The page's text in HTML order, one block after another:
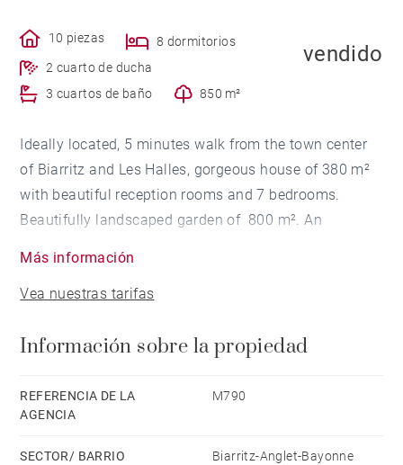
10 piezas
8 dormitorios
2 cuarto de ducha
3 cuartos de baño
850 m²
vendido
Ideally located, 5 minutes walk from the town center
of Biarritz and Les Halles, gorgeous house of 380 m²
with beautiful reception rooms and 7 bedrooms.
Beautifully landscaped garden of 800 m². An
Más información
Vea nuestras tarifas
Información sobre la propiedad
REFERENCIA DE LA
AGENCIA
M790
SECTOR/ BARRIO Biarritz-Anglet-Bayonne